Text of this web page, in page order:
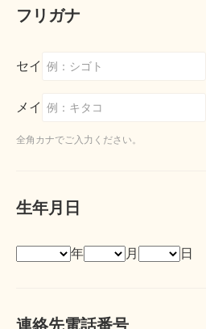
フリガナ
セイ
メイ
全角カナでご入力ください。
生年月日
年 月 日
連絡先電話番号